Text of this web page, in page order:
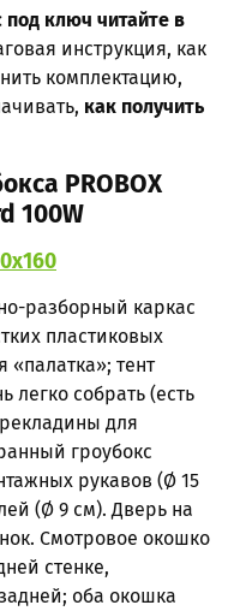
под ключ читайте в
инструкция, как
комплектацию,
как получить
PROBOX
100W
разборный каркас
пластиковых
«палатка»; тент
легко собрать (есть
для
гроубокс
рукавов (Ø 15
(Ø 9 см). Дверь на
Смотровое окошко
стенке,
оба окошка